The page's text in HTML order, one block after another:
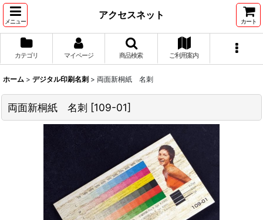
メニュー
アクセスネット
カート
カテゴリ マイページ 商品検索 ご利用案内
ホーム > デジタル印刷名刺 > 両面新桐紙 名刺
両面新桐紙 名刺 [109-01]